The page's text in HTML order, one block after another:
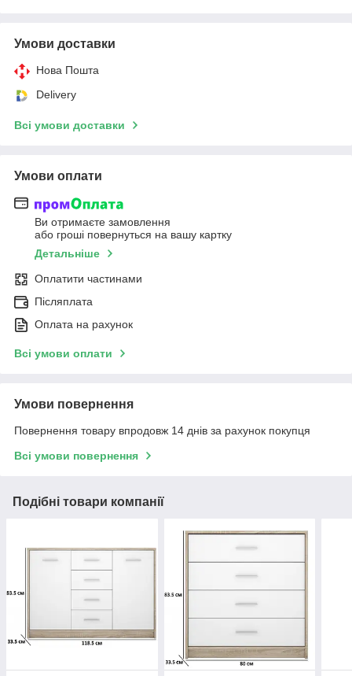
Умови доставки
Нова Пошта
Delivery
Всі умови доставки
Умови оплати
Ви отримаєте замовлення
або гроші повернуться на вашу картку
Детальніше
Оплатити частинами
Післяплата
Оплата на рахунок
Всі умови оплати
Умови повернення
Повернення товару впродовж 14 днів за рахунок покупця
Всі умови повернення
Подібні товари компанії